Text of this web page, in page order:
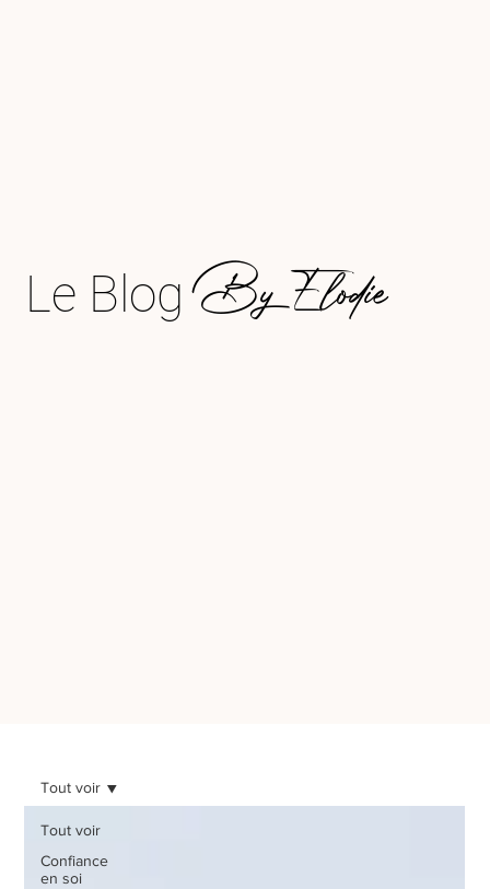
Tout voir
Confiance
en soi
Tout voir
Le BlogBy Elodie